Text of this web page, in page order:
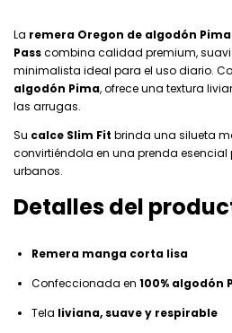
La remera Oregon de algodón
Passcombina calidad premium,
minimalista ideal para el uso diario.
algodón Pima, ofrece una textura
las arrugas.
Su calce Slim Fit brinda una silueta
convirtiéndola en una prenda
urbanos.
Detalles del
Remera manga corta lisa
Confeccionada en 100% algodón
Tela liviana, suave y respirable